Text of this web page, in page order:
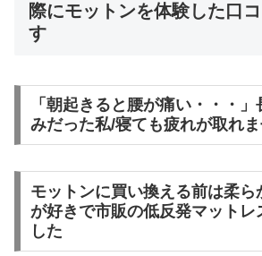
際にモットンを体験した口
す
「朝起きると腰が痛い・・・
みだった私/寝ても疲れが取れ
モットンに買い換える前は柔ら
が好きで市販の低反発マットレ
した